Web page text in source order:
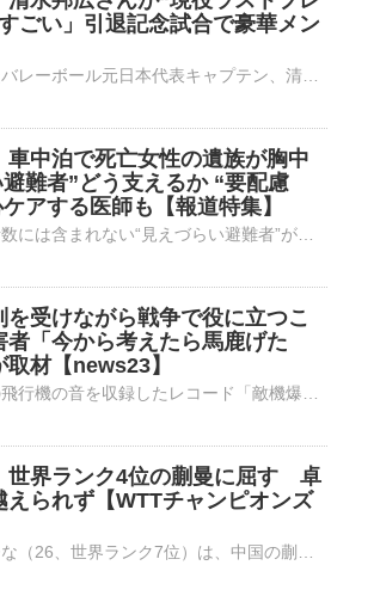
ごい」引退記念試合で豪華メン
中泊で死亡女性の遺族が胸中
難者”どう支えるか “要配慮
アする医師も【報道特集】
を受けながら戦争で役に立つこ
「今から考えたら馬鹿げた
材【news23】
世界ランク4位の蒯曼に屈す 卓
られず【WTTチャンピオンズ